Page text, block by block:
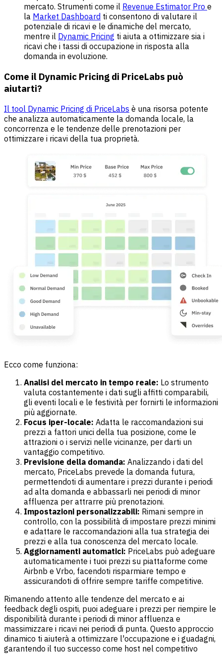
mercato. Strumenti come il Revenue Estimator Pro e
la Market Dashboard ti consentono di valutare il
potenziale di ricavi e le dinamiche del mercato,
mentre il Dynamic Pricing ti aiuta a ottimizzare sia i
ricavi che i tassi di occupazione in risposta alla
domanda in evoluzione.
Come il Dynamic Pricing di PriceLabs può
aiutarti?
Il tool Dynamic Pricing di PriceLabs è una risorsa potente
che analizza automaticamente la domanda locale, la
concorrenza e le tendenze delle prenotazioni per
ottimizzare i ricavi della tua proprietà.
Ecco come funziona:
Analisi del mercato in tempo reale: Lo strumento
valuta costantemente i dati sugli affitti comparabili,
gli eventi locali e le festività per fornirti le informazioni
più aggiornate.
Focus iper-locale: Adatta le raccomandazioni sui
prezzi a fattori unici della tua posizione, come le
attrazioni o i servizi nelle vicinanze, per darti un
vantaggio competitivo.
Previsione della domanda: Analizzando i dati del
mercato, PriceLabs prevede la domanda futura,
permettendoti di aumentare i prezzi durante i periodi
ad alta domanda e abbassarli nei periodi di minor
affluenza per attrarre più prenotazioni.
Impostazioni personalizzabili: Rimani sempre in
controllo, con la possibilità di impostare prezzi minimi
e adattare le raccomandazioni alla tua strategia dei
prezzi e alla tua conoscenza del mercato locale.
Aggiornamenti automatici: PriceLabs può adeguare
automaticamente i tuoi prezzi su piattaforme come
Airbnb e Vrbo, facendoti risparmiare tempo e
assicurandoti di offrire sempre tariffe competitive.
Rimanendo attento alle tendenze del mercato e ai
feedback degli ospiti, puoi adeguare i prezzi per riempire le
disponibilità durante i periodi di minor affluenza e
massimizzare i ricavi nei periodi di punta. Questo approccio
dinamico ti aiuterà a ottimizzare l'occupazione e i guadagni,
garantendo il tuo successo come host nel competitivo